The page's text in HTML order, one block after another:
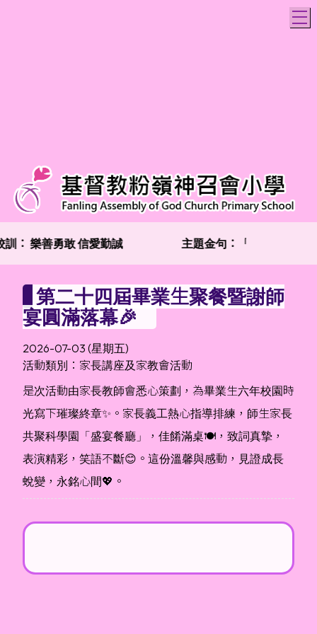
： 樂善勇敢 信愛勤誠 主題金句：「兩個人總比
第二十四屆畢業生聚餐暨謝師
宴圓滿落幕🎉
2026-07-03 (星期五)
活動類別：家長講座及家教會活動
是次活動由家長教師會悉心策劃，為畢業生六年校園時
光寫下璀璨終章✨。家長義工熱心指導排練，師生家長
共聚科學園「盛宴餐廳」，佳餚滿桌🍽️，致詞真摯，
表演精彩，笑語不斷😊。這份溫馨與感動，見證成長
蛻變，永銘心間💖。